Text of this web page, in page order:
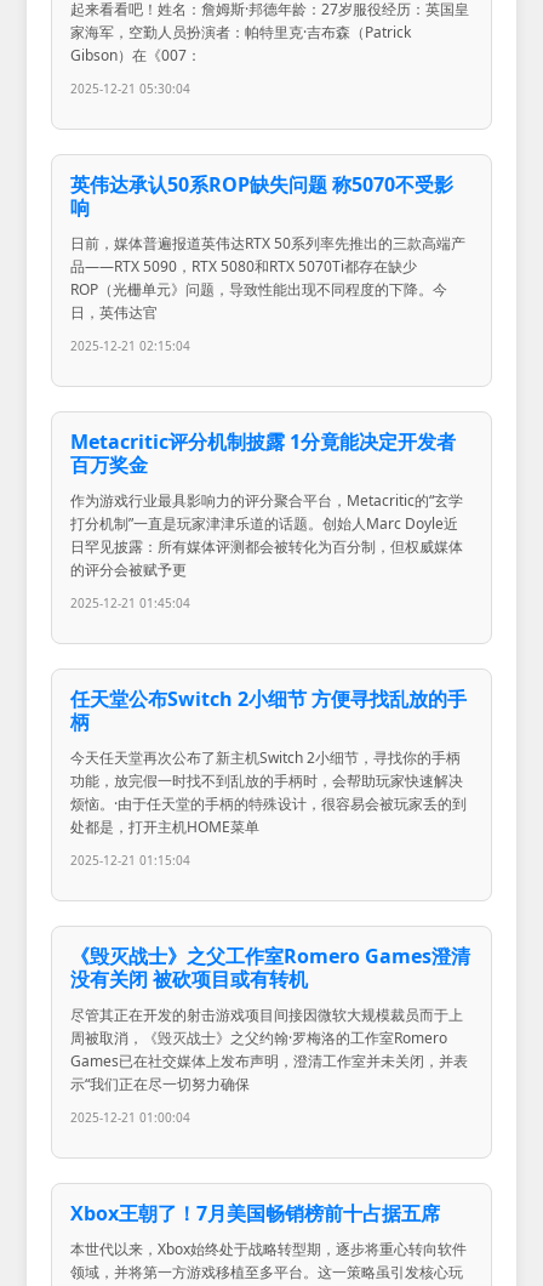
起来看看吧！姓名：詹姆斯·邦德年龄：27岁服役经历：英国皇
家海军，空勤人员扮演者：帕特里克·吉布森（Patrick
Gibson）在《007：
2025-12-21 05:30:04
英伟达承认50系ROP缺失问题 称5070不受影
响
日前，媒体普遍报道英伟达RTX 50系列率先推出的三款高端产
品——RTX 5090，RTX 5080和RTX 5070Ti都存在缺少
ROP（光栅单元》问题，导致性能出现不同程度的下降。今
日，英伟达官
2025-12-21 02:15:04
Metacritic评分机制披露 1分竟能决定开发者
百万奖金
作为游戏行业最具影响力的评分聚合平台，Metacritic的“玄学
打分机制”一直是玩家津津乐道的话题。创始人Marc Doyle近
日罕见披露：所有媒体评测都会被转化为百分制，但权威媒体
的评分会被赋予更
2025-12-21 01:45:04
任天堂公布Switch 2小细节 方便寻找乱放的手
柄
今天任天堂再次公布了新主机Switch 2小细节，寻找你的手柄
功能，放完假一时找不到乱放的手柄时，会帮助玩家快速解决
烦恼。·由于任天堂的手柄的特殊设计，很容易会被玩家丢的到
处都是，打开主机HOME菜单
2025-12-21 01:15:04
《毁灭战士》之父工作室Romero Games澄清
没有关闭 被砍项目或有转机
尽管其正在开发的射击游戏项目间接因微软大规模裁员而于上
周被取消，《毁灭战士》之父约翰·罗梅洛的工作室Romero
Games已在社交媒体上发布声明，澄清工作室并未关闭，并表
示“我们正在尽一切努力确保
2025-12-21 01:00:04
Xbox王朝了！7月美国畅销榜前十占据五席
本世代以来，Xbox始终处于战略转型期，逐步将重心转向软件
领域，并将第一方游戏移植至多平台。这一策略虽引发核心玩